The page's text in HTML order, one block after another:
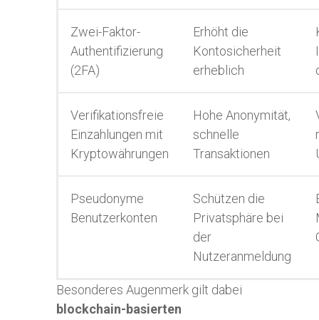
Zwei-Faktor-
Authentifizierung
(2FA)
Erhöht die
Kontosicherheit
erheblich
Verifikationsfreie
Einzahlungen mit
Kryptowährungen
Hohe Anonymität,
schnelle
Transaktionen
Pseudonyme
Benutzerkonten
Schützen die
Privatsphäre bei
der
Nutzeranmeldung
Besonderes Augenmerk gilt dabei
blockchain-basierten